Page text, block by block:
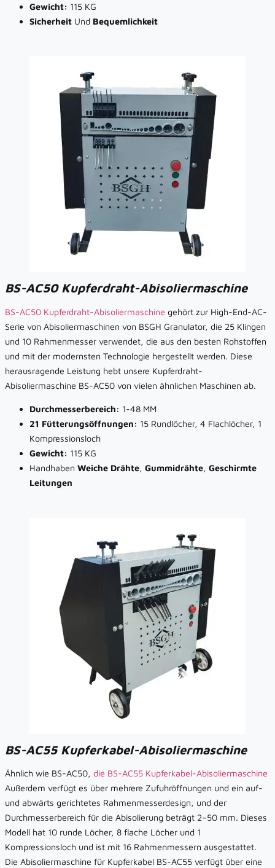
Gewicht: 115 KG
Sicherheit Und Bequemlichkeit
BS-AC50 Kupferdraht-Abisoliermaschine
BS-AC50 Kupferdraht-Abisoliermaschine gehört zur High-End-AC-
Serie von Abisoliermaschinen von BSGH Granulator, die 25 Klingen
und 10 Rahmenmesser verwendet, die aus den besten Rohstoffen
und mit der modernsten Technologie hergestellt werden. Diese
herausragende Leistung hebt unsere Kupferdraht-
Abisoliermaschine BS-AC50 von vielen ähnlichen Maschinen ab.
Durchmesserbereich: 1-48 MM
21 Fütterungsöffnungen: 15 Rundlöcher, 4 Flachlöcher, 1
Kompressionsloch
Gewicht: 115 KG
Handhaben Weiche Drähte, Gummidrähte, Geschirmte
Leitungen
BS-AC55 Kupferkabel-Abisoliermaschine
Ähnlich wie BS-AC50, die BS-AC55 Kupferkabel-Abisoliermaschine
Außerdem verfügt es über mehrere Zufuhröffnungen und ein auf-
und abwärts gerichtetes Rahmenmesserdesign, und der
Durchmesserbereich für die Abisolierung beträgt 2–50 mm. Dieses
Modell hat 10 runde Löcher, 8 flache Löcher und 1
Kompressionsloch und ist mit 16 Rahmenmessern ausgestattet.
Die Abisoliermaschine für Kupferkabel BS-AC55 verfügt über eine